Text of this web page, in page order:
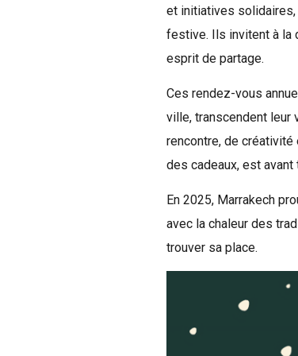
et initiatives
festive. Ils invitent à la
esprit de partage.
Ces rendez-vous
ville, transcendent leur
rencontre, de
des cadeaux, est
En 2025, Marrakech
avec la chaleur des
trouver sa place.